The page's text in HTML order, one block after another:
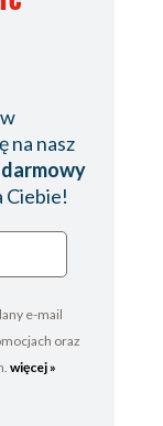
na nasz
Ciebie!
e-mail
oraz
więcej »